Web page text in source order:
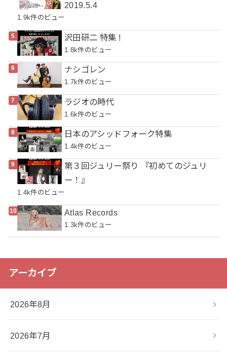
2019.5.4
1.9k件のビュー
沢田研二 特集 !
1.8k件のビュー
ナシゴレン
1.7k件のビュー
ラジオの時代
1.6k件のビュー
日本のアシッドフォーク特集
1.4k件のビュー
第３回ジュリー祭り 『初めてのジュリ
ー！』
1.4k件のビュー
Atlas Records
1.3k件のビュー
アーカイブ
2026年8月
2026年7月